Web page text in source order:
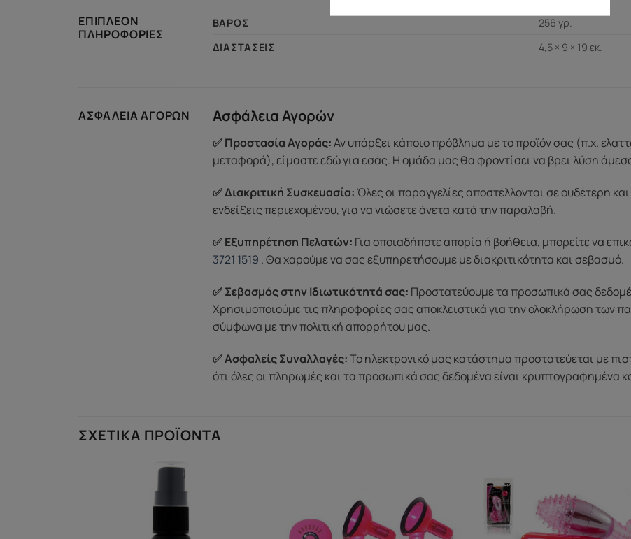
ΕΠΙΠΛΈΟΝ
ΠΛΗΡΟΦΟΡΊΕΣ
ΒΆΡΟΣ
256 γρ.
ΔΙΑΣΤΆΣΕΙΣ
4,5 × 9 × 19 εκ.
ΑΣΦΆΛΕΙΑ ΑΓΟΡΏΝ Ασφάλεια Αγορών
✅ Προστασία Αγοράς:Αν υπάρξει κάποιο πρόβλημα με το προϊόν σας (π.χ.
μεταφορά), είμαστε εδώ για εσάς. Η ομάδα μας θα φροντίσει να βρει λύση
✅ Διακριτική Συσκευασία:Όλες οι παραγγελίες αποστέλλονται σε ουδέτερη
ενδείξεις περιεχομένου, για να νιώσετε άνετα κατά την παραλαβή.
✅ Εξυπηρέτηση Πελατών: Για οποιαδήποτε απορία ή βοήθεια, μπορείτε να
3721 1519 . Θα χαρούμε να σας εξυπηρετήσουμε με διακριτικότητα και σεβασμό.
✅ Σεβασμός στην Ιδιωτικότητά σας: Προστατεύουμε τα προσωπικά σας
Χρησιμοποιούμε τις πληροφορίες σας αποκλειστικά για την ολοκλήρωση των
σύμφωνα με την πολιτική απορρήτου μας.
✅ Ασφαλείς Συναλλαγές:Το ηλεκτρονικό μας κατάστημα προστατεύεται με
ότι όλες οι πληρωμές και τα προσωπικά σας δεδομένα είναι κρυπτογραφημένα
ΣΧΕΤΙΚΆ ΠΡΟΪΌΝΤΑ